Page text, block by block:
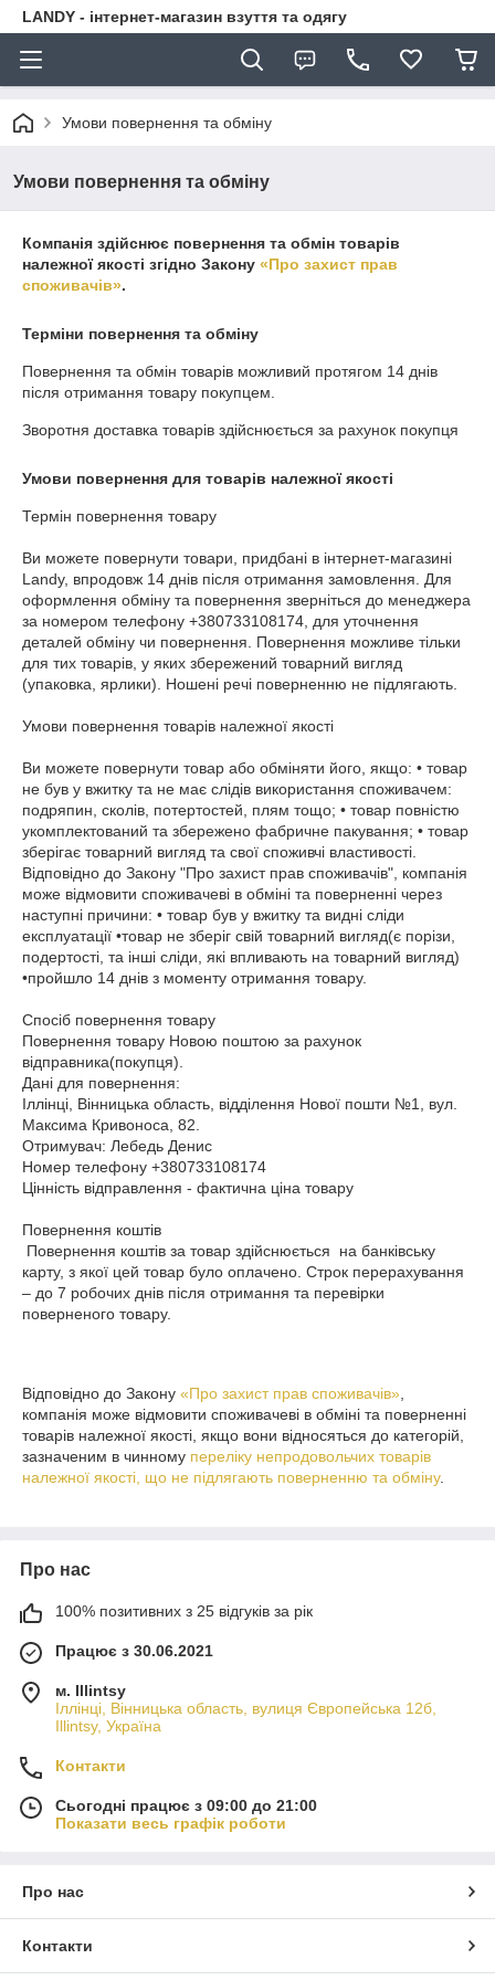
LANDY - інтернет-магазин взуття та одягу
Умови повернення та обміну
Умови повернення та обміну
Компанія здійснює повернення та обмін товарів
належної якості згідно Закону «Про захист прав
споживачів».
Терміни повернення та обміну
Повернення та обмін товарів можливий протягом 14 днів
після отримання товару покупцем.
Зворотня доставка товарів здійснюється за рахунок покупця
Умови повернення для товарів належної якості
Термін повернення товару
Ви можете повернути товари, придбані в інтернет-магазині
Landy, впродовж 14 днів після отримання замовлення. Для
оформлення обміну та повернення зверніться до менеджера
за номером телефону +380733108174, для уточнення
деталей обміну чи повернення. Повернення можливе тільки
для тих товарів, у яких збережений товарний вигляд
(упаковка, ярлики). Ношені речі поверненню не підлягають.
Умови повернення товарів належної якості
Ви можете повернути товар або обміняти його, якщо: • товар
не був у вжитку та не має слідів використання споживачем:
подряпин, сколів, потертостей, плям тощо; • товар повністю
укомплектований та збережено фабричне пакування; • товар
зберігає товарний вигляд та свої споживчі властивості.
Відповідно до Закону "Про захист прав споживачів", компанія
може відмовити споживачеві в обміні та поверненні через
наступні причини: • товар був у вжитку та видні сліди
експлуатації •товар не зберіг свій товарний вигляд(є порізи,
подертості, та інші сліди, які впливають на товарний вигляд)
•пройшло 14 днів з моменту отримання товару.
Спосіб повернення товару
Повернення товару Новою поштою за рахунок
відправника(покупця).
Дані для повернення:
Іллінці, Вінницька область, відділення Нової пошти №1, вул.
Максима Кривоноса, 82.
Отримувач: Лебедь Денис
Номер телефону +380733108174
Цінність відправлення - фактична ціна товару
Повернення коштів
карту, з якої цей товар було оплачено. Строк перерахування
– до 7 робочих днів після отримання та перевірки
поверненого товару.
Відповідно до Закону «Про захист прав споживачів»
компанія може відмовити споживачеві в обміні та поверненні
товарів належної якості, якщо вони відносяться до категорій,
зазначеним в чинному переліку непродовольчих товарів
належної якості, що не підлягають поверненню та обміну.
Про нас
100% позитивних з 25 відгуків за рік
Працює з 30.06.2021
м. Illintsy
Іллінці, Вінницька область, вулиця Європейська 12б,
Illintsy, Україна
Контакти
Сьогодні працює з 09:00 до 21:00
Показати весь графік роботи
Про нас
Контакти